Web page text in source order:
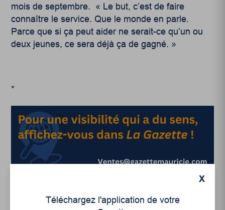
mois de septembre. « Le but, c’est de faire
connaître le service. Que le monde en parle.
Parce que si ça peut aider ne serait-ce qu’un ou
deux jeunes, ce sera déjà ça de gagné. »
*
Initiative de journalisme local
X
Téléchargez l'application de votre